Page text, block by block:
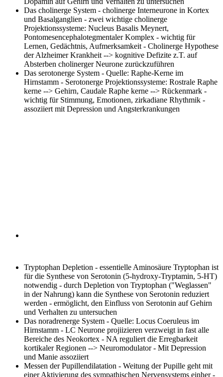
Das cholinerge System - cholinerge Interneurone in Kortex
und Basalganglien - zwei wichtige cholinerge
Projektionssysteme: Nucleus Basalis Meynert,
Pontomesencephalotegmentaler Komplex - wichtig für
Lernen, Gedächtnis, Aufmerksamkeit - Cholinerge Hypothese
der Alzheimer Krankheit --> kognitive Defizite z.T. auf
Absterben cholinerger Neurone zurückzuführen
Das serotonerge System - Quelle: Raphe-Kerne im
Hirnstamm - Serotonerge Projektionssysteme: Rostrale Raphe
kerne --> Gehirn, Caudale Raphe kerne --> Rückenmark -
wichtig für Stimmung, Emotionen, zirkadiane Rhythmik -
assoziiert mit Depression und Angsterkrankungen
Tryptophan Depletion - essentielle Aminosäure Tryptophan ist
für die Synthese von Serotonin (5-hydroxy-Tryptamin, 5-HT)
notwendig - durch Depletion von Tryptophan ("Weglassen"
in der Nahrung) kann die Synthese von Serotonin reduziert
werden - ermöglicht, den Einfluss von Serotonin auf Gehirn
und Verhalten zu untersuchen
Das noradrenerge System - Quelle: Locus Coeruleus im
Hirnstamm - LC Neurone projiizieren verzweigt in fast alle
Bereiche des Neokortex - NA reguliert die Erregbarkeit
kortikaler Regionen --> Neuromodulator - Mit Depression
und Manie assoziiert
Messen der Pupillendilatation - Weitung der Pupille geht mit
einer Aktivierung des sympathischen Nervensystems einher -